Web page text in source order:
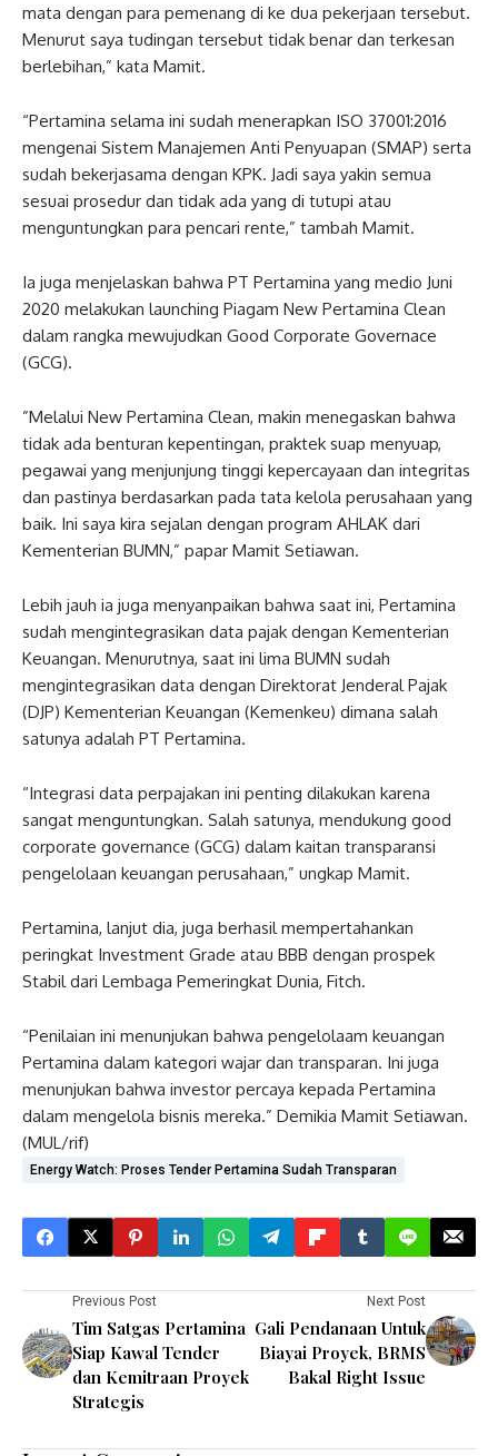
mata dengan para pemenang di ke dua pekerjaan tersebut.
Menurut saya tudingan tersebut tidak benar dan terkesan
berlebihan,” kata Mamit.
“Pertamina selama ini sudah menerapkan ISO 37001:2016
mengenai Sistem Manajemen Anti Penyuapan (SMAP) serta
sudah bekerjasama dengan KPK. Jadi saya yakin semua
sesuai prosedur dan tidak ada yang di tutupi atau
menguntungkan para pencari rente,” tambah Mamit.
Ia juga menjelaskan bahwa PT Pertamina yang medio Juni
2020 melakukan launching Piagam New Pertamina Clean
dalam rangka mewujudkan Good Corporate Governace
(GCG).
”Melalui New Pertamina Clean, makin menegaskan bahwa
tidak ada benturan kepentingan, praktek suap menyuap,
pegawai yang menjunjung tinggi kepercayaan dan integritas
dan pastinya berdasarkan pada tata kelola perusahaan yang
baik. Ini saya kira sejalan dengan program AHLAK dari
Kementerian BUMN,” papar Mamit Setiawan.
Lebih jauh ia juga menyanpaikan bahwa saat ini, Pertamina
sudah mengintegrasikan data pajak dengan Kementerian
Keuangan. Menurutnya, saat ini lima BUMN sudah
mengintegrasikan data dengan Direktorat Jenderal Pajak
(DJP) Kementerian Keuangan (Kemenkeu) dimana salah
satunya adalah PT Pertamina.
“Integrasi data perpajakan ini penting dilakukan karena
sangat menguntungkan. Salah satunya, mendukung good
corporate governance (GCG) dalam kaitan transparansi
pengelolaan keuangan perusahaan,” ungkap Mamit.
Pertamina, lanjut dia, juga berhasil mempertahankan
peringkat Investment Grade atau BBB dengan prospek
Stabil dari Lembaga Pemeringkat Dunia, Fitch.
“Penilaian ini menunjukan bahwa pengelolaam keuangan
Pertamina dalam kategori wajar dan transparan. Ini juga
menunjukan bahwa investor percaya kepada Pertamina
dalam mengelola bisnis mereka.” Demikia Mamit Setiawan.
(MUL/rif)
Energy Watch: Proses Tender Pertamina Sudah Transparan
Previous Post
Tim Satgas Pertamina
Siap Kawal Tender
dan Kemitraan Proyek
Strategis
Next Post
Gali Pendanaan Untuk
Biayai Proyek, BRMS
Bakal Right Issue